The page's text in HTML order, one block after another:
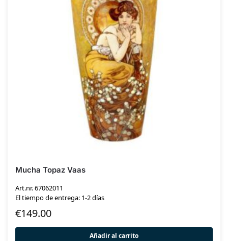
Mucha Topaz Vaas
Art.nr. 67062011
El tiempo de entrega: 1-2 días
€149.00
Añadir al carrito